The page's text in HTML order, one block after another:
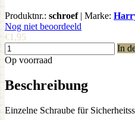
Produktnr.: schroef | Marke:
Nog niet beoordeeld
€1,95
In
Op voorraad
Beschreibung
Einzelne Schraube für